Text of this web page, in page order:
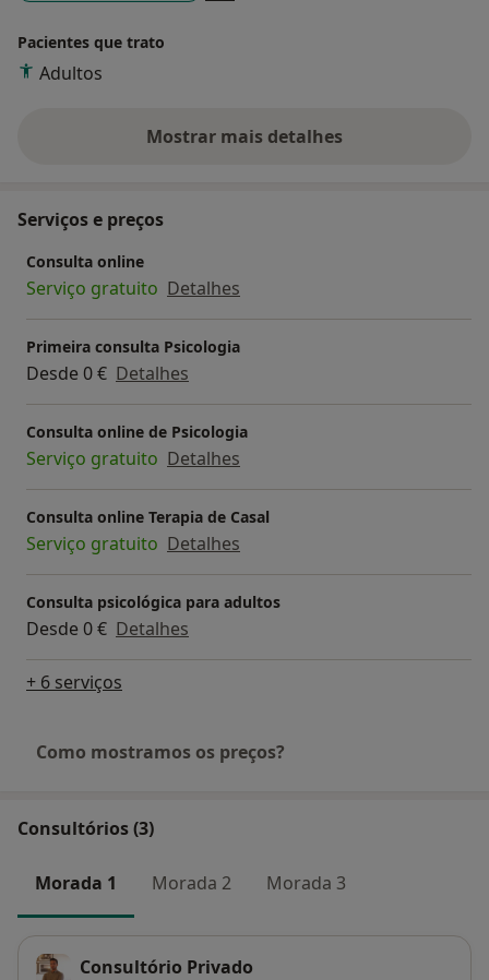
Pacientes que trato
Adultos
Mostrar mais detalhes
sobre a experiência
Serviços e preços
Consulta online
Serviço gratuito Detalhes
Primeira consulta Psicologia
Desde 0 € Detalhes
Consulta online de Psicologia
Serviço gratuito Detalhes
Consulta online Terapia de Casal
Serviço gratuito Detalhes
Consulta psicológica para adultos
Desde 0 € Detalhes
+ 6 serviços
Como mostramos os preços?
Consultórios (3)
Morada 1 Morada 2 Morada 3
Consultório Privado